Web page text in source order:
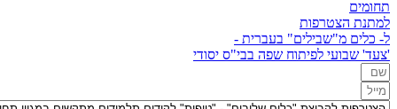
הצטרפות
מ"שבילים" בעברית -
לפיתוח שפה בבי"ס יסודי